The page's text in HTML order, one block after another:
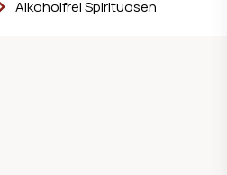
Alkoholfrei Spirituosen